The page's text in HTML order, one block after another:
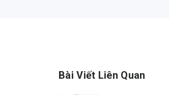
Bài Viết Liên Quan